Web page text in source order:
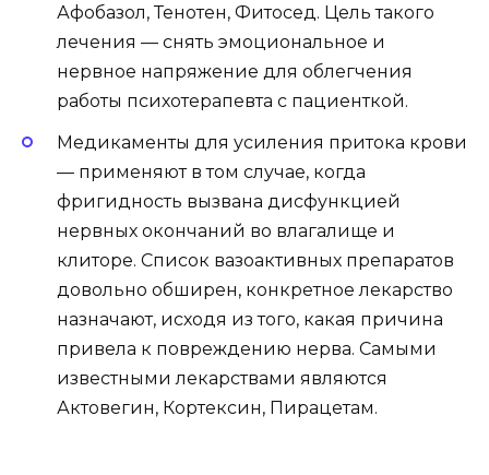
Афобазол, Тенотен, Фитосед. Цель такого
лечения — снять эмоциональное и
нервное напряжение для облегчения
работы психотерапевта с пациенткой.
Медикаменты для усиления притока крови
— применяют в том случае, когда
фригидность вызвана дисфункцией
нервных окончаний во влагалище и
клиторе. Список вазоактивных препаратов
довольно обширен, конкретное лекарство
назначают, исходя из того, какая причина
привела к повреждению нерва. Самыми
известными лекарствами являются
Актовегин, Кортексин, Пирацетам.